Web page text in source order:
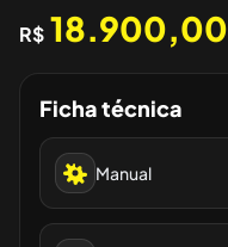
R$ 18.900,00
Ficha técnica
Manual